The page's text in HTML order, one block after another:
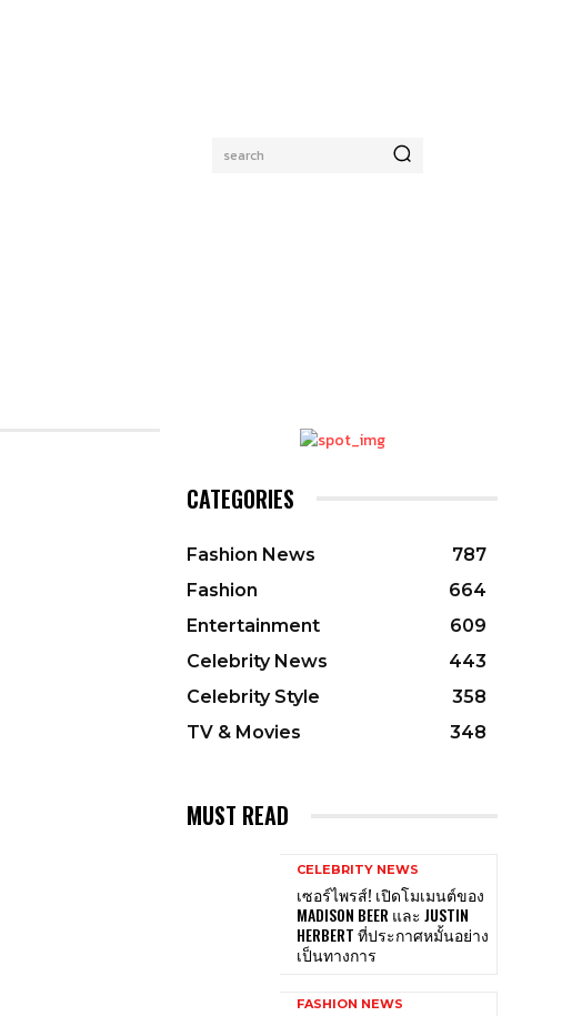
search
CATEGORIES
Fashion News
787
Fashion
664
Entertainment
609
Celebrity News
443
Celebrity Style
358
TV & Movies
348
MUST READ
CELEBRITY NEWS
เซอร์ไพรส์! เปิดโมเมนต์ของ
MADISON BEER และ JUSTIN
HERBERT ที่ประกาศหมั้นอย่าง
เป็นทางการ
FASHION NEWS